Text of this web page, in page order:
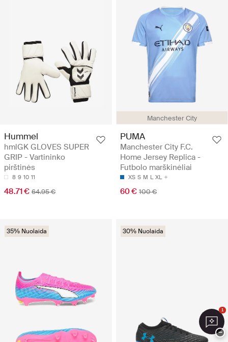
Hummel
hmlGK GLOVES SUPER
GRIP - Vartininko
pirštinės
8 9 10 11
48.71 € 64.95 €
Manchester City
PUMA
Manchester City F.C.
Home Jersey Replica -
Futbolo marškinėliai
XS S M L XL
60 € 100 €
35% Nuolaida 30% Nuolaida
1
−